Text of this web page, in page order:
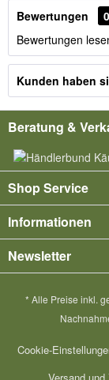
Bewertungen
0
Bewertungen
Kunden haben
Beratung &
Shop Service
Informationen
Newsletter
* Alle Preise inkl.
Cookie-